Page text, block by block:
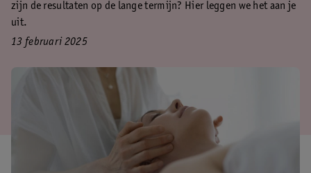
zijn de resultaten op de lange termijn? Hier leggen we het aan je
uit.
13 februari 2025